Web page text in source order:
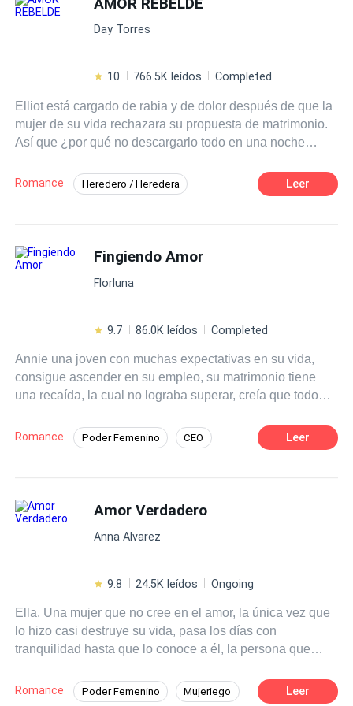
Day Torres
10 766.5K leídos Completed
Elliot está cargado de rabia y de dolor después de que la
mujer de su vida rechazara su propuesta de matrimonio.
Así que ¿por qué no descargarlo todo en una noche
matrimonial de la hija de su socio más importante lo lleva
a la India… a un antro exclusivo… a una botella de
cuando se dio cuenta de que había deshonrado nada
menos que… ¡a la novia! Hacía pocos días Elliot había
querido casarse con la mujer que amaba, y ahora se veía
nombre de su familia. Y esa «otra»… no era una mansa
siquiera su padre, había podido controlar jamás. Él se ha
sumido en la oscuridad, y ella está llena de demonios. La
pregunta es: ¿Cuánto tardará en arder ese infierno?
Romance Heredero / Heredera
Ritmo Rápido Drama
Desafío a las Expectativas
Leer
Fingiendo Amor
Florluna
9.7 86.0K leídos Completed
Annie una joven con muchas expectativas en su vida,
consigue ascender en su empleo, su matrimonio tiene
una recaída, la cual no lograba superar, creía que todo
cambiarle su vida para siempre, ¿será ella capaz de
sobrellevarlo? y lo más importante aún, ¿se puede volver
Romance Poder Femenino CEO
Amor de casados Contemporánea
Arrepentimiento
Leer
Amor Verdadero
Anna Alvarez
9.8 24.5K leídos Ongoing
Ella. Una mujer que no cree en el amor, la única vez que
lo hizo casi destruye su vida, pasa los días con
tranquilidad hasta que lo conoce a él, la persona que
mirada tiene a la mujer que desee, sabe que tiene un
Romance Poder Femenino Mujeriego Leer